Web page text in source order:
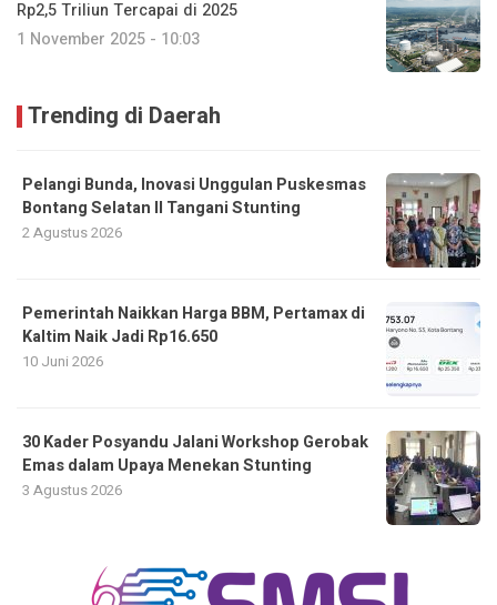
Rp2,5 Triliun Tercapai di 2025
1 November 2025 - 10:03
Trending di Daerah
Pelangi Bunda, Inovasi Unggulan Puskesmas
Bontang Selatan II Tangani Stunting
2 Agustus 2026
Pemerintah Naikkan Harga BBM, Pertamax di
Kaltim Naik Jadi Rp16.650
10 Juni 2026
30 Kader Posyandu Jalani Workshop Gerobak
Emas dalam Upaya Menekan Stunting
3 Agustus 2026